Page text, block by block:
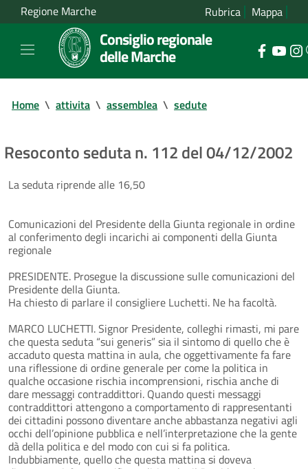
Regione Marche Rubrica Mappa
Consiglio regionale
delle Marche
Home \ attivita \ assemblea \ sedute
Resoconto seduta n. 112 del 04/12/2002
La seduta riprende alle 16,50
Comunicazioni del Presidente della Giunta regionale in ordine
al conferimento degli incarichi ai componenti della Giunta
regionale
PRESIDENTE. Prosegue la discussione sulle comunicazioni del
Presidente della Giunta.
Ha chiesto di parlare il consigliere Luchetti. Ne ha facoltà.
MARCO LUCHETTI. Signor Presidente, colleghi rimasti, mi pare
che questa seduta “sui generis” sia il sintomo di quello che è
accaduto questa mattina in aula, che oggettivamente fa fare
una riflessione di ordine generale per come la politica in
qualche occasione rischia incomprensioni, rischia anche di
dare messaggi contraddittori. Quando questi messaggi
contraddittori attengono a comportamento di rappresentanti
dei cittadini possono diventare anche abbastanza negativi agli
occhi dell’opinione pubblica e nell’interpretazione che la gente
dà della politica e del modo con cui si fa politica.
Indubbiamente, quello che questa mattina si doveva